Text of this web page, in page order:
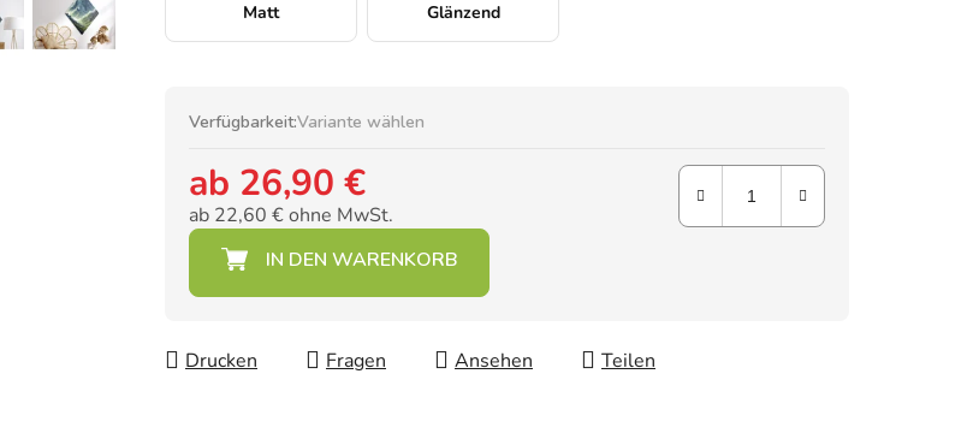
Matt Glänzend
Verfügbarkeit:Variante wählen
ab 26,90 €
ab 22,60 €ohne MwSt.
Verkaufspreis:
Drucken Fragen Ansehen Teilen